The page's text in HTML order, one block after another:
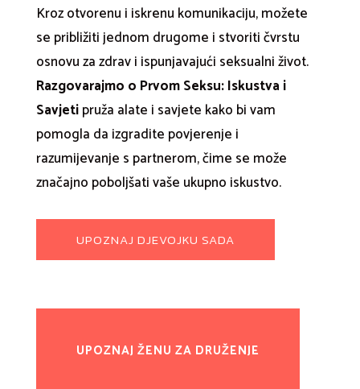
Kroz otvorenu i iskrenu komunikaciju, možete
se približiti jednom drugome i stvoriti čvrstu
osnovu za zdrav i ispunjavajući seksualni život.
Razgovarajmo o Prvom Seksu: Iskustva i
Savjetipruža alate i savjete kako bi vam
pomogla da izgradite povjerenje i
razumijevanje s partnerom, čime se može
značajno poboljšati vaše ukupno iskustvo.
UPOZNAJ DJEVOJKU SADA
UPOZNAJ ŽENU ZA DRUŽENJE